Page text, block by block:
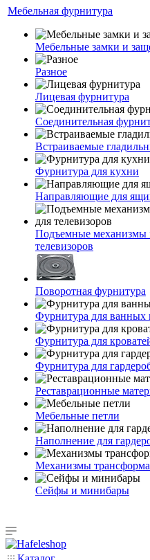
Мебельная фурнитура
Мебельные замки и
Разное
Лицевая фурнитура
Соединительная
Встраиваемые
Фурнитура для кухни
Направляющие для
Подъемные механизмы
телевизоров
Поворотная фурнитура
Фурнитура для ванных
Фурнитура для
Фурнитура для
Реставрационные
Мебельные петли
Наполнение для
Механизмы
Сейфы и минибары